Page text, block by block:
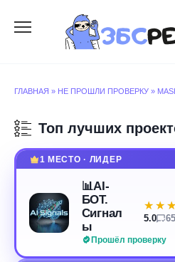
содержанию
ГЛАВНАЯ » НЕ ПРОШЛИ ПРОВЕРКУ »
Топ лучших
1 МЕСТО · ЛИДЕР
📊AI-
БОТ.
Сигнал
ы
Прошёл проверку
5.0 65